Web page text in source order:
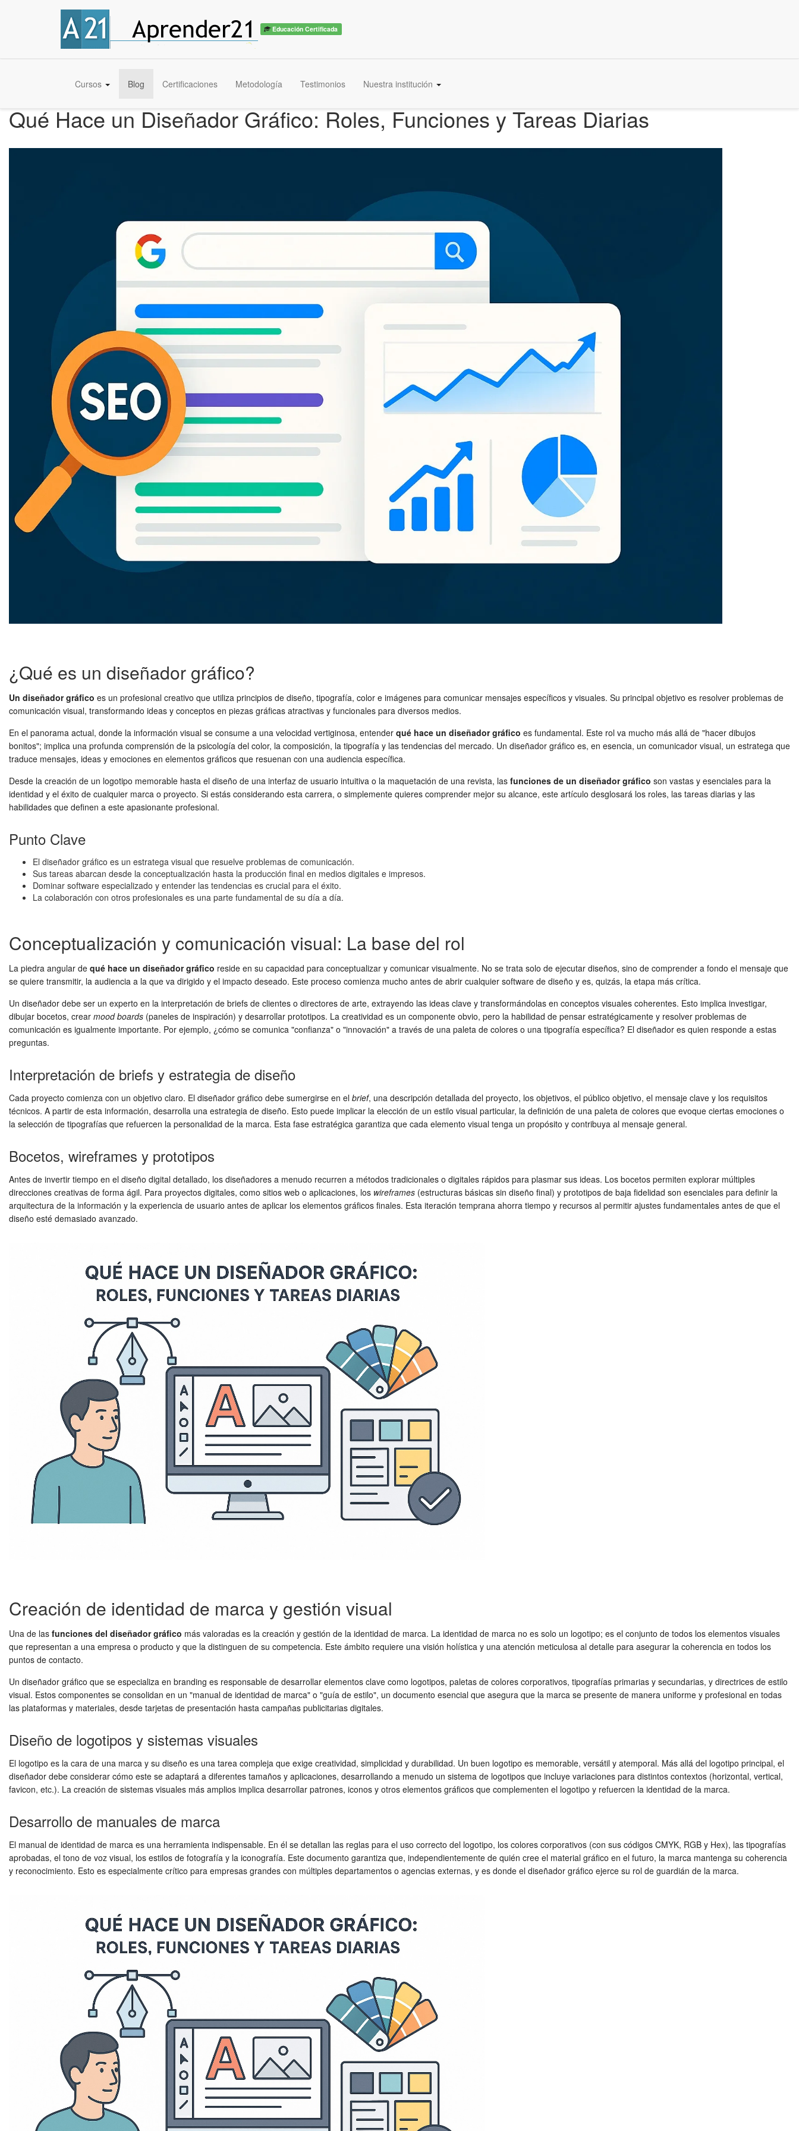
Educación Certificada
Cursos Blog Certificaciones Metodología Testimonios Nuestra institución
Qué Hace un Diseñador Gráfico: Roles, Funciones y Tareas Diarias
¿Qué es un diseñador gráfico?
Un diseñador gráfico es un profesional creativo que utiliza principios de diseño, tipografía, color e imágenes para comunicar mensajes específicos y visuales. Su principal objetivo es resolver problemas de
comunicación visual, transformando ideas y conceptos en piezas gráficas atractivas y funcionales para diversos medios.
En el panorama actual, donde la información visual se consume a una velocidad vertiginosa, entender qué hace un diseñador gráfico es fundamental. Este rol va mucho más allá de "hacer dibujos
bonitos"; implica una profunda comprensión de la psicología del color, la composición, la tipografía y las tendencias del mercado. Un diseñador gráfico es, en esencia, un comunicador visual, un estratega que
traduce mensajes, ideas y emociones en elementos gráficos que resuenan con una audiencia específica.
Desde la creación de un logotipo memorable hasta el diseño de una interfaz de usuario intuitiva o la maquetación de una revista, las funciones de un diseñador gráfico son vastas y esenciales para la
identidad y el éxito de cualquier marca o proyecto. Si estás considerando esta carrera, o simplemente quieres comprender mejor su alcance, este artículo desglosará los roles, las tareas diarias y las
habilidades que definen a este apasionante profesional.
Punto Clave
El diseñador gráfico es un estratega visual que resuelve problemas de comunicación.
Sus tareas abarcan desde la conceptualización hasta la producción final en medios digitales e impresos.
Dominar software especializado y entender las tendencias es crucial para el éxito.
La colaboración con otros profesionales es una parte fundamental de su día a día.
Conceptualización y comunicación visual: La base del rol
La piedra angular de qué hace un diseñador gráfico reside en su capacidad para conceptualizar y comunicar visualmente. No se trata solo de ejecutar diseños, sino de comprender a fondo el mensaje que
se quiere transmitir, la audiencia a la que va dirigido y el impacto deseado. Este proceso comienza mucho antes de abrir cualquier software de diseño y es, quizás, la etapa más crítica.
Un diseñador debe ser un experto en la interpretación de briefs de clientes o directores de arte, extrayendo las ideas clave y transformándolas en conceptos visuales coherentes. Esto implica investigar,
dibujar bocetos, crear mood boards (paneles de inspiración) y desarrollar prototipos. La creatividad es un componente obvio, pero la habilidad de pensar estratégicamente y resolver problemas de
comunicación es igualmente importante. Por ejemplo, ¿cómo se comunica "confianza" o "innovación" a través de una paleta de colores o una tipografía específica? El diseñador es quien responde a estas
preguntas.
Interpretación de briefs y estrategia de diseño
Cada proyecto comienza con un objetivo claro. El diseñador gráfico debe sumergirse en el brief, una descripción detallada del proyecto, los objetivos, el público objetivo, el mensaje clave y los requisitos
técnicos. A partir de esta información, desarrolla una estrategia de diseño. Esto puede implicar la elección de un estilo visual particular, la definición de una paleta de colores que evoque ciertas emociones o
la selección de tipografías que refuercen la personalidad de la marca. Esta fase estratégica garantiza que cada elemento visual tenga un propósito y contribuya al mensaje general.
Bocetos, wireframes y prototipos
Antes de invertir tiempo en el diseño digital detallado, los diseñadores a menudo recurren a métodos tradicionales o digitales rápidos para plasmar sus ideas. Los bocetos permiten explorar múltiples
direcciones creativas de forma ágil. Para proyectos digitales, como sitios web o aplicaciones, los wireframes (estructuras básicas sin diseño final) y prototipos de baja fidelidad son esenciales para definir la
arquitectura de la información y la experiencia de usuario antes de aplicar los elementos gráficos finales. Esta iteración temprana ahorra tiempo y recursos al permitir ajustes fundamentales antes de que el
diseño esté demasiado avanzado.
Creación de identidad de marca y gestión visual
Una de las funciones del diseñador gráfico más valoradas es la creación y gestión de la identidad de marca. La identidad de marca no es solo un logotipo; es el conjunto de todos los elementos visuales
que representan a una empresa o producto y que la distinguen de su competencia. Este ámbito requiere una visión holística y una atención meticulosa al detalle para asegurar la coherencia en todos los
puntos de contacto.
Un diseñador gráfico que se especializa en branding es responsable de desarrollar elementos clave como logotipos, paletas de colores corporativos, tipografías primarias y secundarias, y directrices de estilo
visual. Estos componentes se consolidan en un "manual de identidad de marca" o "guía de estilo", un documento esencial que asegura que la marca se presente de manera uniforme y profesional en todas
las plataformas y materiales, desde tarjetas de presentación hasta campañas publicitarias digitales.
Diseño de logotipos y sistemas visuales
El logotipo es la cara de una marca y su diseño es una tarea compleja que exige creatividad, simplicidad y durabilidad. Un buen logotipo es memorable, versátil y atemporal. Más allá del logotipo principal, el
diseñador debe considerar cómo este se adaptará a diferentes tamaños y aplicaciones, desarrollando a menudo un sistema de logotipos que incluye variaciones para distintos contextos (horizontal, vertical,
favicon, etc.). La creación de sistemas visuales más amplios implica desarrollar patrones, iconos y otros elementos gráficos que complementen el logotipo y refuercen la identidad de la marca.
Desarrollo de manuales de marca
El manual de identidad de marca es una herramienta indispensable. En él se detallan las reglas para el uso correcto del logotipo, los colores corporativos (con sus códigos CMYK, RGB y Hex), las tipografías
aprobadas, el tono de voz visual, los estilos de fotografía y la iconografía. Este documento garantiza que, independientemente de quién cree el material gráfico en el futuro, la marca mantenga su coherencia
y reconocimiento. Esto es especialmente crítico para empresas grandes con múltiples departamentos o agencias externas, y es donde el diseñador gráfico ejerce su rol de guardián de la marca.